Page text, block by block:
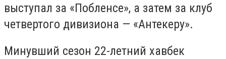
выступал за «Побленсе», а затем за клуб
четвертого дивизиона — «Антекеру».
Минувший сезон 22-летний хавбек